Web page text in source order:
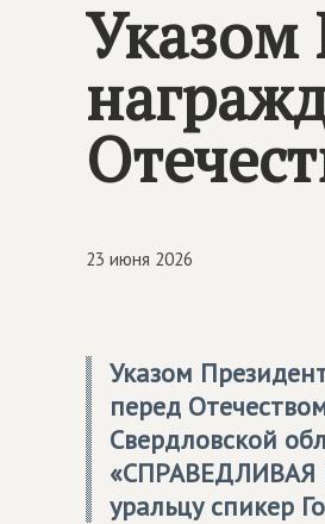
Указом
23 июня 2026
Указом
перед
Свердловской
«СПРАВЕДЛИВАЯ
уральцу спикер